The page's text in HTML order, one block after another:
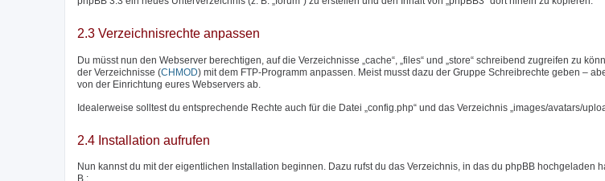
2.3 Verzeichnisrechte anpassen
Du müsst nun den Webserver berechtigen, auf die Verzeichnisse „cache“, „files“ und „store“ schreibend zugreifen zu
der Verzeichnisse (CHMOD) mit dem FTP-Programm anpassen. Meist musst dazu der Gruppe Schreibrechte geben –
von der Einrichtung eures Webservers ab.
Idealerweise solltest du entsprechende Rechte auch für die Datei „config.php“ und das Verzeichnis „images/avatars/
2.4 Installation aufrufen
Nun kannst du mit der eigentlichen Installation beginnen. Dazu rufst du das Verzeichnis, in das du phpBB hochgeladen